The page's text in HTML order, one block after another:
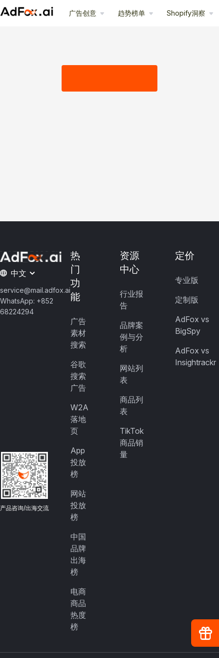
广告创意 趋势榜单 Shopify洞察
中文
service@mail.adfox.ai
WhatsApp: +852
68224294
产品咨询/出海交流
热
门
功
能
广告
素材
搜索
谷歌
搜索
广告
W2A
落地
页
App
投放
榜
网站
投放
榜
中国
品牌
出海
榜
电商
商品
热度
榜
资源
中心
行业报
告
品牌案
例与分
析
网站列
表
商品列
表
TikTok
商品销
量
定价
专业版
定制版
AdFox vs
BigSpy
AdFox vs
Insightrackr